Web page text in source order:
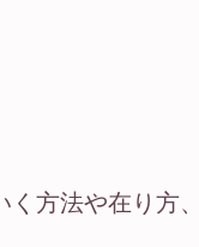
方法や在り方